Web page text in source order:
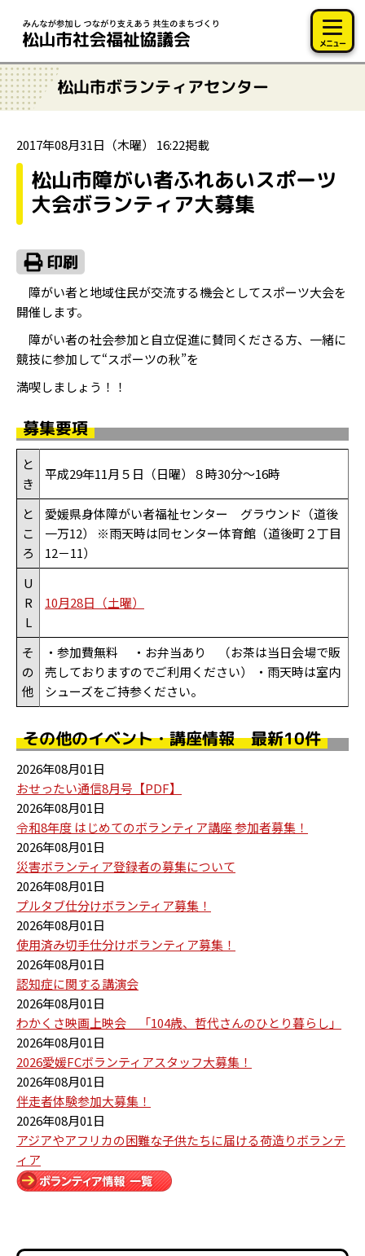
メニュー
松山市ボランティアセンター
2017年08月31日（木曜） 16:22掲載
松山市障がい者ふれあいスポーツ
大会ボランティア大募集
障がい者と地域住民が交流する機会としてスポーツ大会を
開催します。
障がい者の社会参加と自立促進に賛同くださる方、一緒に
競技に参加して“スポーツの秋”を
満喫しましょう！！
募集要項
と
き
平成29年11月５日（日曜）８時30分～16時
と
こ
ろ
愛媛県身体障がい者福祉センター グラウンド（道後
一万12） ※雨天時は同センター体育館（道後町２丁目
12－11）
U
R
L
10月28日（土曜）
そ
の
他
・参加費無料 ・お弁当あり （お茶は当日会場で販
売しておりますのでご利用ください） ・雨天時は室内
シューズをご持参ください。
その他のイベント・講座情報 最新10件
2026年08月01日
おせったい通信8月号【PDF】
2026年08月01日
令和8年度 はじめてのボランティア講座 参加者募集！
2026年08月01日
災害ボランティア登録者の募集について
2026年08月01日
プルタブ仕分けボランティア募集！
2026年08月01日
使用済み切手仕分けボランティア募集！
2026年08月01日
認知症に関する講演会
2026年08月01日
わかくさ映画上映会 「104歳、哲代さんのひとり暮らし」
2026年08月01日
2026愛媛FCボランティアスタッフ大募集！
2026年08月01日
伴走者体験参加大募集！
2026年08月01日
アジアやアフリカの困難な子供たちに届ける荷造りボランテ
ィア